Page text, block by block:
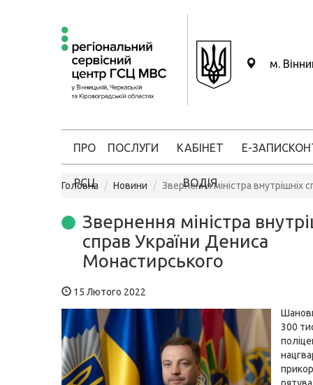
м.
ПРО
РСЦ
ПОСЛУГИ КАБІНЕТ
ВОДІЯ
Е-ЗАПИС
Головна Новини Звернення міністра
Звернення міністра
справ України Дениса
Монастирського
15 Лютого 2022
300